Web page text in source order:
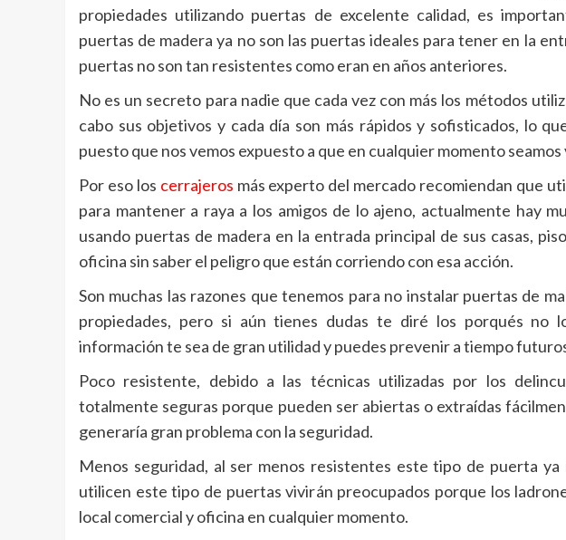
propiedades utilizando puertas de excelente calidad, es
puertas de madera ya no son las puertas ideales para tener en la
puertas no son tan resistentes como eran en años anteriores.
No es un secreto para nadie que cada vez con más los métodos
cabo sus objetivos y cada día son más rápidos y sofisticados, lo
puesto que nos vemos expuesto a que en cualquier momento
Por eso los cerrajeros más experto del mercado recomiendan que
para mantener a raya a los amigos de lo ajeno, actualmente hay
usando puertas de madera en la entrada principal de sus casas,
oficina sin saber el peligro que están corriendo con esa acción.
Son muchas las razones que tenemos para no instalar puertas de
propiedades, pero si aún tienes dudas te diré los porqués no
información te sea de gran utilidad y puedes prevenir a tiempo
Poco resistente, debido a las técnicas utilizadas por los
totalmente seguras porque pueden ser abiertas o extraídas
generaría gran problema con la seguridad.
Menos seguridad, al ser menos resistentes este tipo de puerta ya
utilicen este tipo de puertas vivirán preocupados porque los
local comercial y oficina en cualquier momento.